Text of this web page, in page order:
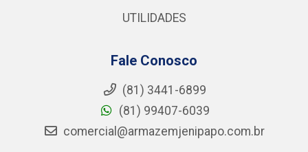
UTILIDADES
Fale Conosco
(81) 3441-6899
(81) 99407-6039
comercial@armazemjenipapo.com.br